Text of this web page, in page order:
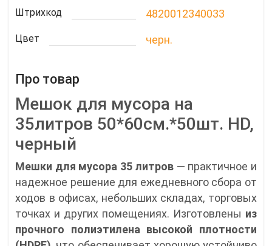
Штрихкод 4820012340033
Цвет черн.
Про товар
Мешок для мусора на
35литров 50*60см.*50шт. HD,
черный
Мешки для мусора 35 литров— практичное и
надежное решение для ежедневного сбора от
ходов в офисах, небольших складах, торговых
точках и других помещениях. Изготовлены из
прочного полиэтилена высокой плотности